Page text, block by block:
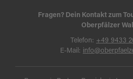
Fragen? Dein Kontakt zum
Oberpfälzer
Telefon: +49 9433
E-Mail: